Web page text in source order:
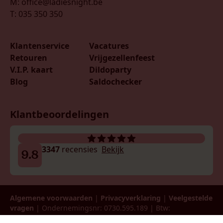
T: 035 350 350
Klantenservice
Retouren
V.I.P. kaart
Blog
Vacatures
Vrijgezellenfeest
Dildoparty
Saldochecker
Klantbeoordelingen
9.8 3347 recensies Bekijk
Algemene voorwaarden | Privacyverklaring | Veelgestelde
vragen | Ondernemingsnr: 0730.595.189 | Btw:
BE0730595189 | © 2026 LadiesNight België B.V.